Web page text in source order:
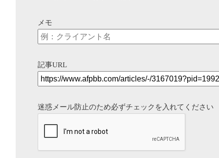
メモ
記事URL
迷惑メール防止のため必ずチェックを入れてください